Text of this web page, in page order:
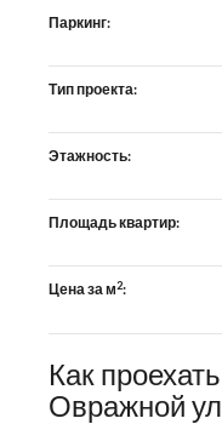
Паркинг:
Тип проекта:
Этажность:
Площадь квартир:
Цена за м2:
Как
Овражной